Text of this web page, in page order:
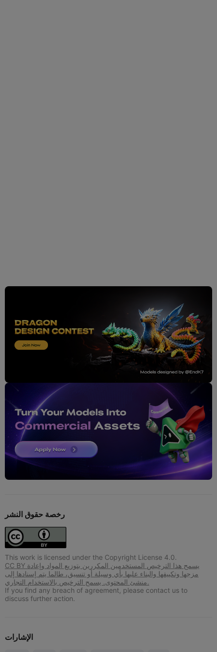
رخصة حقوق النشر
This work is licensed under the Copyright License 4.0.
CC BY يسمح هذا الترخيص المستخدمين المكررين بتوزيع المواد وإعادة
مزجها وتكييفها والبناء عليها بأي وسيلة أو تنسيق، طالما يتم إسنادها إلى
منشئ المحتوى. يسمح الترخيص بالاستخدام التجاري.
If you find any breach of agreement, please contact us to
discuss further action.
الإشارات